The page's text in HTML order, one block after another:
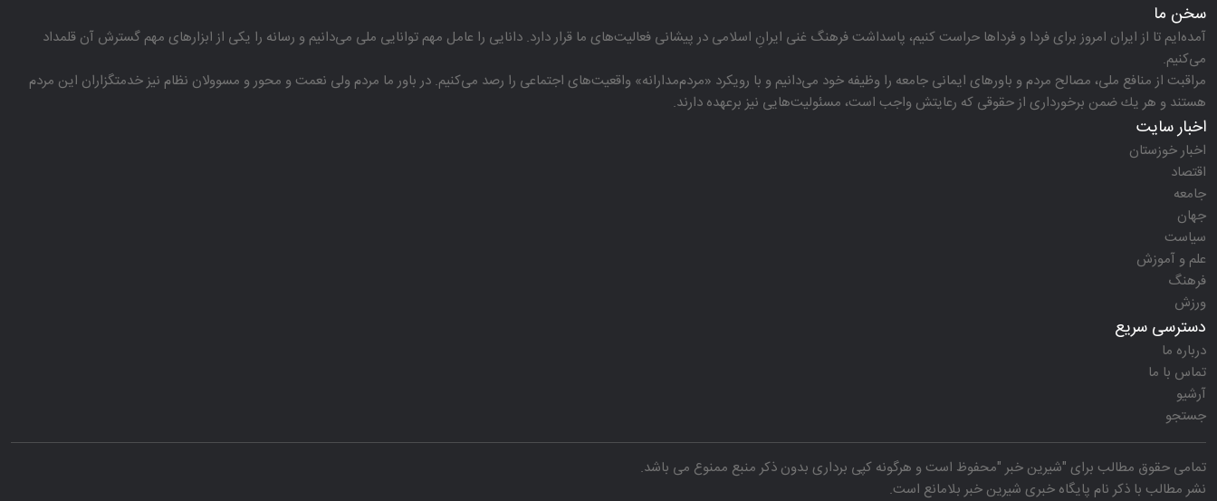
سخن ما
آمده‌ایم تا از ایران امروز برای فردا و فرداها حراست كنیم، پاسداشت فرهنگ غنی ایرانِ اسلامی در پیشانی فعالیت‌های ما قرار دارد. دانایی را عامل مهم توانایی ملی می‌دانیم و رسانه را یكی از ابزارهای مهم گسترش آن قلمداد
می‌كنیم.
مراقبت از منافع ملی، مصالح مردم و باورهای ایمانی جامعه را وظیفه خود می‌دانیم و با رویكرد «مردم‌مدارانه‌» واقعیت‌های اجتماعی را رصد می‌كنیم. در باور ما مردم ولی نعمت و محور و مسوولان نظام نیز خدمتگزاران این مردم
هستند و هر یك ضمن برخورداری از حقوقی كه رعایتش واجب است، مسئولیت‌هایی نیز برعهده دارند.
اخبار سایت
اخبار خوزستان
اقتصاد
جامعه
جهان
سیاست
علم و آموزش
فرهنگ
ورزش
دسترسی سریع
درباره ما
تماس با ما
آرشیو
جستجو
تمامی حقوق مطالب برای "شیرین خبر"محفوظ است و هرگونه کپی برداری بدون ذکر منبع ممنوع می باشد.
نشر مطالب با ذکر نام پایگاه خبری شیرین خبربلامانع است.